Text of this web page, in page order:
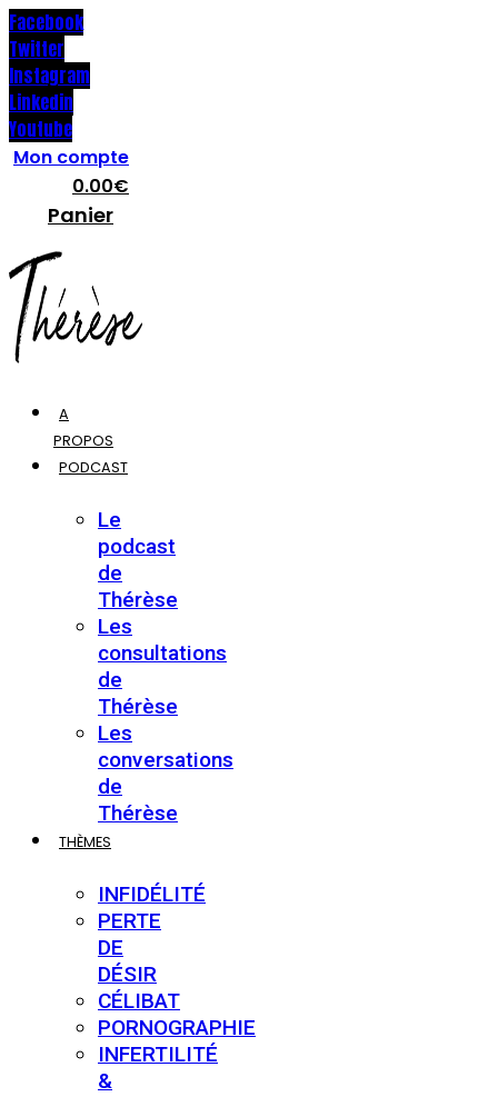
Facebook
Twitter
Instagram
Linkedin
Youtube
Mon compte
0.00€
Panier
A
PROPOS
PODCAST
Le
podcast
de
Thérèse
Les
consultations
de
Thérèse
Les
conversations
de
Thérèse
THÈMES
INFIDÉLITÉ
PERTE
DE
DÉSIR
CÉLIBAT
PORNOGRAPHIE
INFERTILITÉ
&